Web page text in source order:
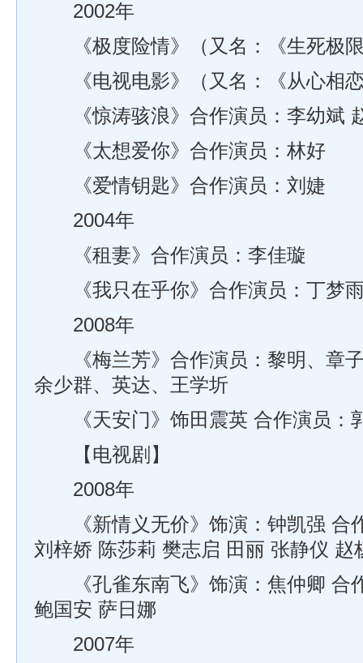
2002年
《极度险情》（又名：《生死极限
《电视电影》（又名：《从心相恋
《惊涛骇浪》合作演员：李幼斌
《太想爱你》合作演员：林好
《爱情钥匙》合作演员：刘婕
2004年
《租妻》合作演员：李佳璇
《我只在乎你》合作演员：丁梦
2008年
《梅兰芳》合作演员：黎明、章子
余少群、英达、王学圻
《天安门》饰田震英 合作演员：
【电视剧】
2008年
《新情义无价》饰演：钟凯强 合
刘梓娇 陈莎莉 樊志启 田丽 张静仪 赵
《孔雀东南飞》饰演：焦仲卿 合
鲍国安 萨日娜
2007年